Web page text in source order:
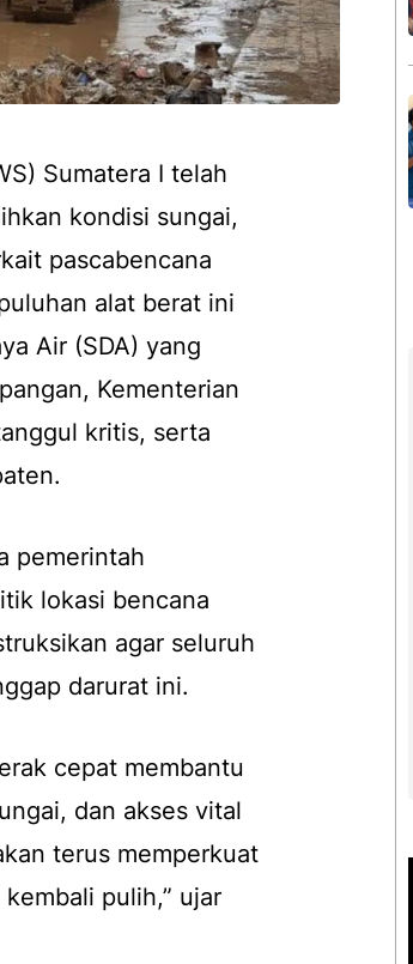
Sumatera I telah
kondisi sungai,
pascabencana
alat berat ini
Air (SDA) yang
Kementerian
kritis, serta
pemerintah
lokasi bencana
agar seluruh
darurat ini.
cepat membantu
dan akses vital
terus memperkuat
pulih,” ujar